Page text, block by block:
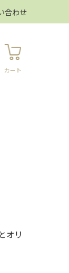
合わせ
カート
オリ